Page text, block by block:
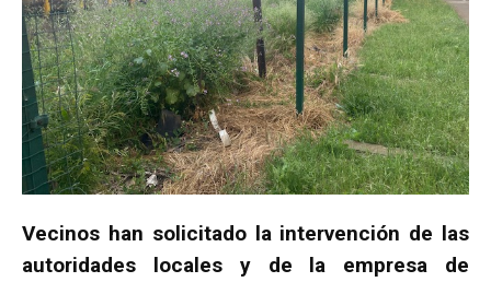
Vecinos han solicitado la intervención de las
autoridades locales y de la empresa de